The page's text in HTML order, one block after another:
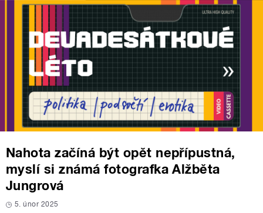
Nahota začíná být opět nepřípustná,
myslí si známá fotografka Alžběta
Jungrová
5. únor 2025